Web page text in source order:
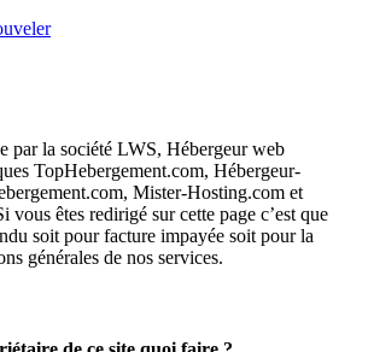
par la société LWS, Hébergeur web
TopHebergement.com, Hébergeur-
Mister-Hosting.com et
êtes redirigé sur cette page c’est que
soit pour facture impayée soit pour la
générales de nos services.